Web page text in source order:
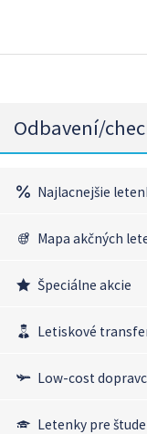
Odbavení/
Najlacnejšie
Mapa akčných
Špeciálne akcie
Letiskové
Low-cost
Letenky pre